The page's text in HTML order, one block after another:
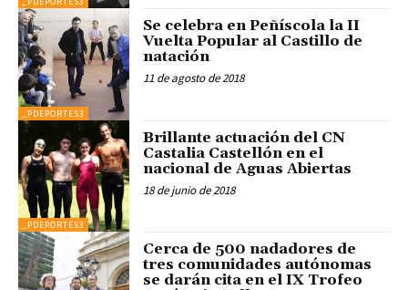
_PDEPORTES3
Se celebra en Peñíscola la II
Vuelta Popular al Castillo de
natación
11 de agosto de 2018
_PDEPORTES3
Brillante actuación del CN
Castalia Castellón en el
nacional de Aguas Abiertas
18 de junio de 2018
Cerca de 500 nadadores de
tres comunidades autónomas
se darán cita en el IX Trofeo